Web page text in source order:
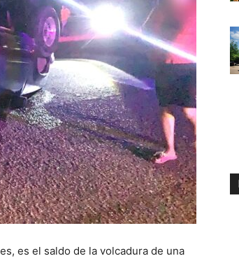
es el saldo de la volcadura de una